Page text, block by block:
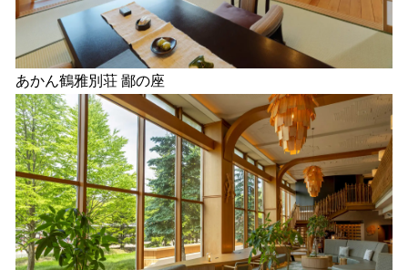
あかん鶴雅別荘 鄙の座